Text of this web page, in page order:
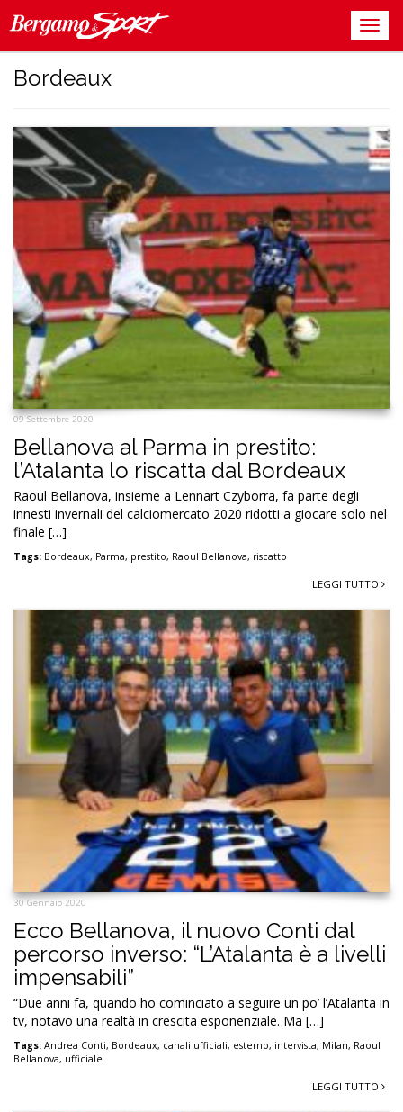
Bordeaux
09 Settembre 2020
Bellanova al Parma in prestito:
l’Atalanta lo riscatta dal Bordeaux
Raoul Bellanova, insieme a Lennart Czyborra, fa parte degli
innesti invernali del calciomercato 2020 ridotti a giocare solo nel
finale […]
Tags: Bordeaux, Parma, prestito, Raoul Bellanova, riscatto
LEGGI TUTTO
30 Gennaio 2020
Ecco Bellanova, il nuovo Conti dal
percorso inverso: “L’Atalanta è a livelli
impensabili”
“Due anni fa, quando ho cominciato a seguire un po’ l’Atalanta in
tv, notavo una realtà in crescita esponenziale. Ma […]
Tags: Andrea Conti, Bordeaux, canali ufficiali, esterno, intervista, Milan, Raoul
Bellanova, ufficiale
LEGGI TUTTO